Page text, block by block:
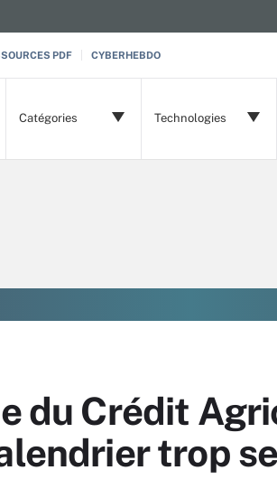
PDF CYBERHEBDO
Catégories Technologies
du Crédit
trop